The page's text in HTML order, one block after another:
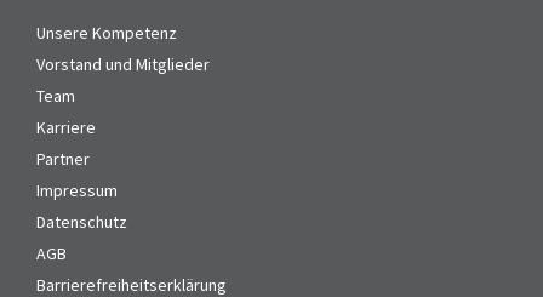
Unsere Kompetenz
Vorstand und Mitglieder
Team
Karriere
Partner
Impressum
Datenschutz
AGB
Barrierefreiheitserklärung